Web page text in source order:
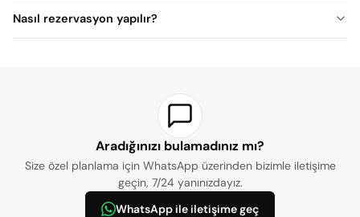
Nasıl rezervasyon yapılır?
Aradığınızı bulamadınız mı?
Size özel planlama için WhatsApp üzerinden bizimle iletişime
geçin, 7/24 yanınızdayız.
WhatsApp ile iletişime geç